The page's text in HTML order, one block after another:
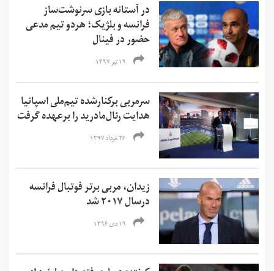
در آستانه بازی سرنوشت‌ساز
فرانسه و بلژیک؛ هردو تیم مدعی
حضور در فینال
۱۹ تیر ۱۳۹۷
سرمربی برکنارشده تیم‌ملی اسپانیا
هدایت رئال‌مادرید را برعهده گرفت
۲۶ خرداد ۱۳۹۷
زیدان، مربی برتر فوتبال فرانسه
درسال ۲۰۱۷ شد
۱۹ دی ۱۳۹۶